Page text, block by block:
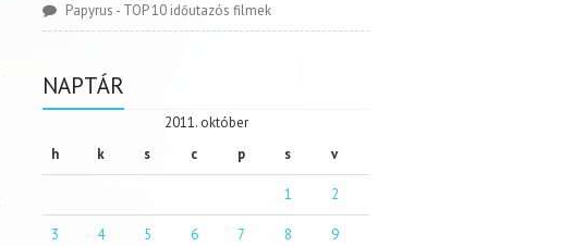
Papyrus - TOP 10 időutazós filmek
NAPTÁR
2011. október
h
k s c p s v
1 2
3 4 5 6 7 8 9